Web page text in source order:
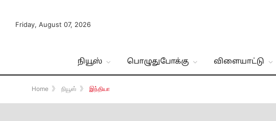
Friday, August 07, 2026
நியூஸ் பொழுதுபோக்கு விளையாட்டு
Home 》 நியூஸ் 》 இந்தியா